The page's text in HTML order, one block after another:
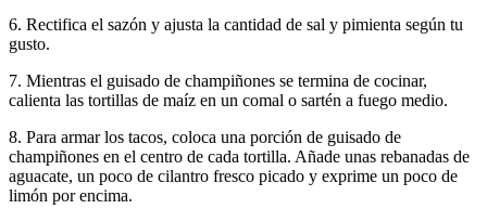
6. Rectifica el sazón y ajusta la cantidad de sal y pimienta según tu
gusto.
7. Mientras el guisado de champiñones se termina de cocinar,
calienta las tortillas de maíz en un comal o sartén a fuego medio.
8. Para armar los tacos, coloca una porción de guisado de
champiñones en el centro de cada tortilla. Añade unas rebanadas de
aguacate, un poco de cilantro fresco picado y exprime un poco de
limón por encima.